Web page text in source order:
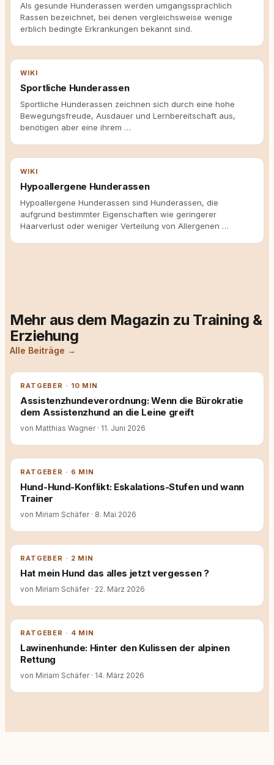
Als gesunde Hunderassen werden umgangssprachlich
Rassen bezeichnet, bei denen vergleichsweise wenige
erblich bedingte Erkrankungen bekannt sind.
WIKI
Sportliche Hunderassen
Sportliche Hunderassen zeichnen sich durch eine hohe
Bewegungsfreude, Ausdauer und Lernbereitschaft aus,
benötigen aber eine ihrem …
WIKI
Hypoallergene Hunderassen
Hypoallergene Hunderassen sind Hunderassen, die
aufgrund bestimmter Eigenschaften wie geringerer
Haarverlust oder weniger Verteilung von Allergenen …
Mehr aus dem Magazin zu Training &
Erziehung
Alle Beiträge →
RATGEBER · 10 MIN
Assistenzhundeverordnung: Wenn die Bürokratie
dem Assistenzhund an die Leine greift
von Matthias Wagner · 11. Juni 2026
RATGEBER · 6 MIN
Hund-Hund-Konflikt: Eskalations-Stufen und wann
Trainer
von Miriam Schäfer · 8. Mai 2026
RATGEBER · 2 MIN
Hat mein Hund das alles jetzt vergessen ?
von Miriam Schäfer · 22. März 2026
RATGEBER · 4 MIN
Lawinenhunde: Hinter den Kulissen der alpinen
Rettung
von Miriam Schäfer · 14. März 2026